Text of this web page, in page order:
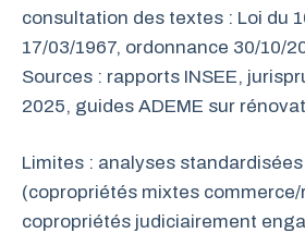
consultation des textes : Loi du
17/03/1967, ordonnance 30/10/
Sources : rapports INSEE,
2025, guides ADEME sur
Limites : analyses
(copropriétés mixtes
copropriétés judiciairement